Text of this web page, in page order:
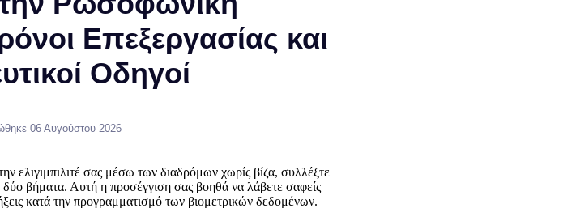
Επεξεργασίας και
Οδηγοί
06 Αυγούστου 2026
ελιγιμπιλιτέ σας μέσω των διαδρόμων χωρίς βίζα, συλλέξτε
βήματα. Αυτή η προσέγγιση σας βοηθά να λάβετε σαφείς
κατά την προγραμματισμό των βιομετρικών δεδομένων.